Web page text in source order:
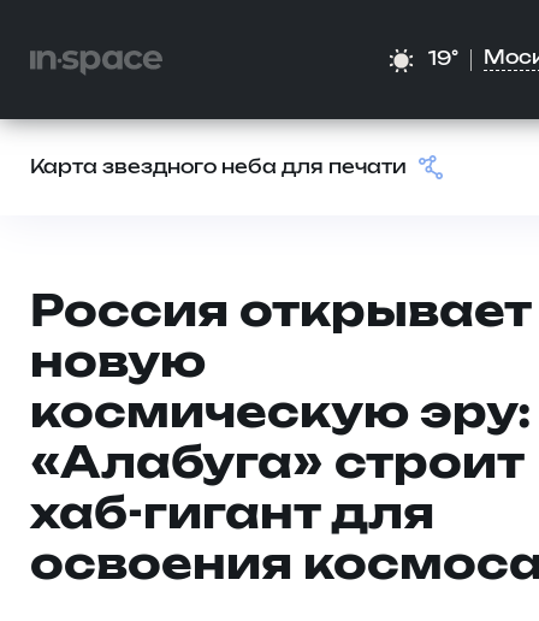
19°
Карта звездного неба для печати
Россия открывает
новую
космическую эру:
«Алабуга» строит
хаб-гигант для
освоения